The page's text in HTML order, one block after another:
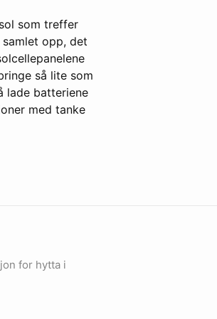
som treffer
opp, det
så lite som
lade batteriene
med tanke
for hytta i